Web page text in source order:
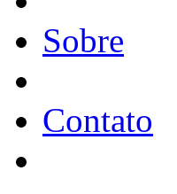
Sobre
Contato